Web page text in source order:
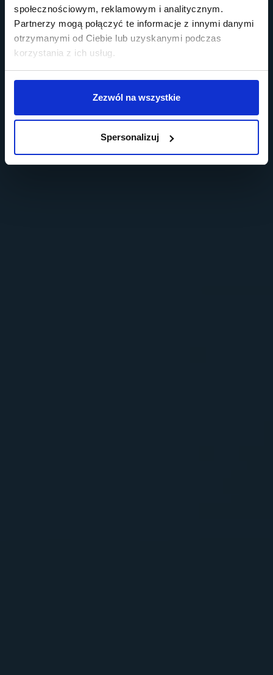
społecznościowym, reklamowym i analitycznym.
Partnerzy mogą połączyć te informacje z innymi danymi
otrzymanymi od Ciebie lub uzyskanymi podczas
korzystania z ich usług.
Zezwól na wszystkie
Spersonalizuj